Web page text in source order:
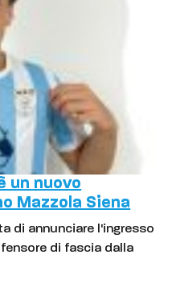
un nuovo
Mazzola Siena
di annunciare l'ingresso
di fascia dalla